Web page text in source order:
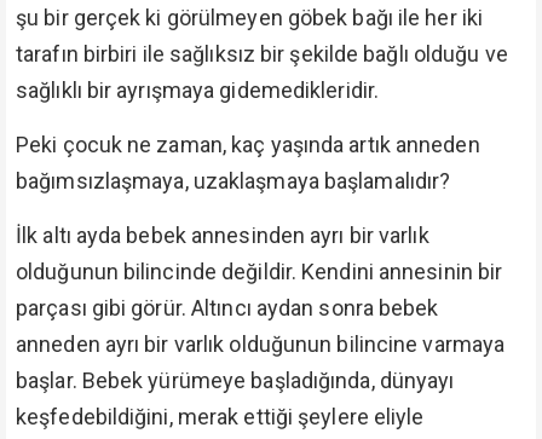
şu bir gerçek ki görülmeyen göbek bağı ile her iki
tarafın birbiri ile sağlıksız bir şekilde bağlı olduğu ve
sağlıklı bir ayrışmaya gidemedikleridir.
Peki çocuk ne zaman, kaç yaşında artık anneden
bağımsızlaşmaya, uzaklaşmaya başlamalıdır?
İlk altı ayda bebek annesinden ayrı bir varlık
olduğunun bilincinde değildir. Kendini annesinin bir
parçası gibi görür. Altıncı aydan sonra bebek
anneden ayrı bir varlık olduğunun bilincine varmaya
başlar. Bebek yürümeye başladığında, dünyayı
keşfedebildiğini, merak ettiği şeylere eliyle